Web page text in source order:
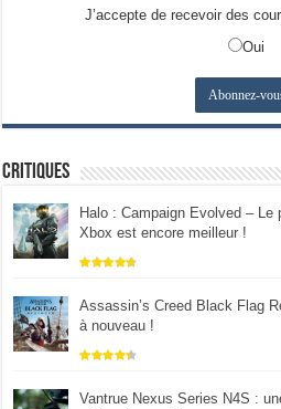
J’accepte de recevoir des
Oui
Critiques
Halo : Campaign Evolved –
Xbox est encore meilleur !
Assassin’s Creed Black Flag
à nouveau !
Vantrue Nexus Series N4S :